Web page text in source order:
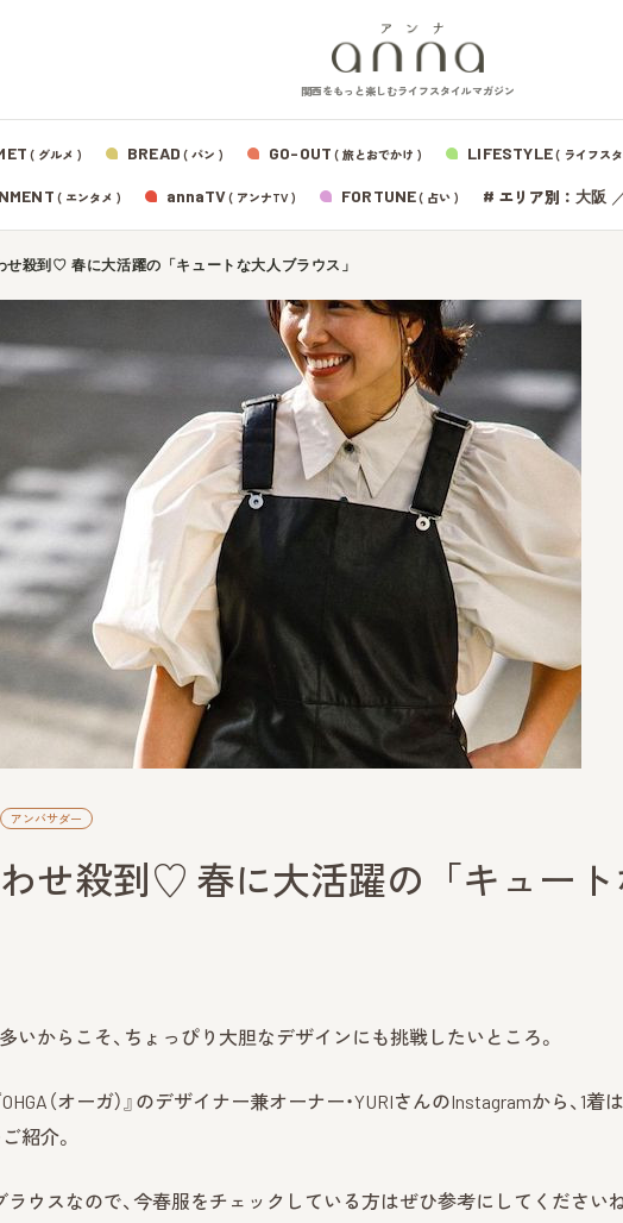
関西をもっと楽しむライフスタイルマガジン
( グルメ ) BREAD ( パン ) GO-OUT ( 旅とおでかけ ) LIFESTYLE( ライフス
( エンタメ ) annaTV( アンナTV ) FORTUNE( 占い ) # エリア別： 大阪
せ殺到♡ 春に大活躍の「キュートな大人ブラウス」
アンバサダー
せ殺到♡ 春に大活躍の「キュート
からこそ、ちょっぴり大胆なデザインにも挑戦したいところ。
（オーガ）』のデザイナー兼オーナー・YURIさんのInstagramから、1着
紹介。
ウスなので、今春服をチェックしている方はぜひ参考にしてくださいね